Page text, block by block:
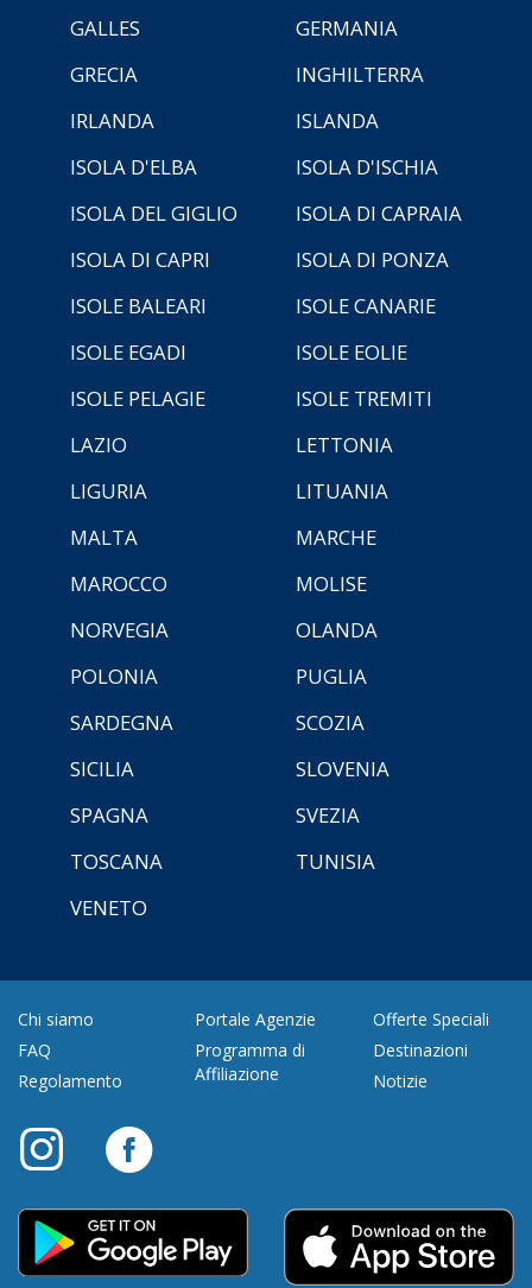
GALLES
GERMANIA
GRECIA
INGHILTERRA
IRLANDA
ISLANDA
ISOLA D'ELBA
ISOLA D'ISCHIA
ISOLA DEL GIGLIO
ISOLA DI CAPRAIA
ISOLA DI CAPRI
ISOLA DI PONZA
ISOLE BALEARI
ISOLE CANARIE
ISOLE EGADI
ISOLE EOLIE
ISOLE PELAGIE
ISOLE TREMITI
LAZIO
LETTONIA
LIGURIA
LITUANIA
MALTA
MARCHE
MAROCCO
MOLISE
NORVEGIA
OLANDA
POLONIA
PUGLIA
SARDEGNA
SCOZIA
SICILIA
SLOVENIA
SPAGNA
SVEZIA
TOSCANA
TUNISIA
VENETO
Chi siamo
FAQ
Regolamento
Portale Agenzie
Programma di
Affiliazione
Offerte Speciali
Destinazioni
Notizie